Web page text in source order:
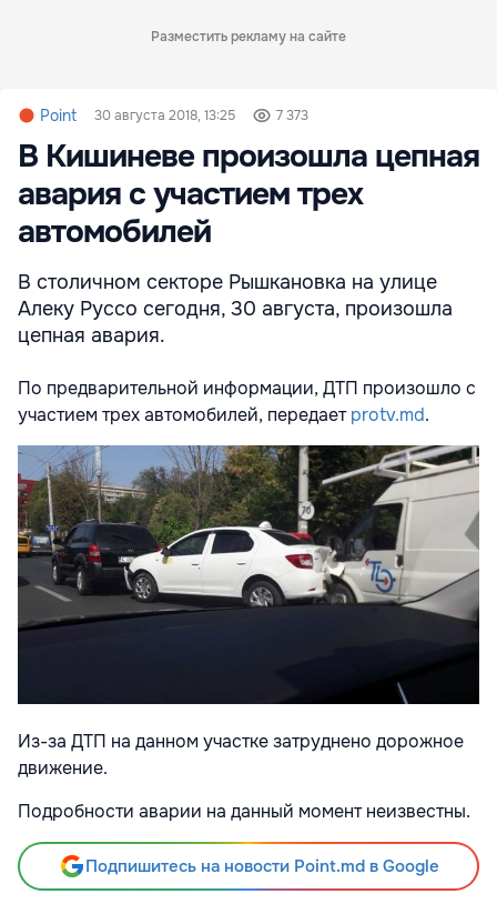
Разместить рекламу на сайте
Point 30 августа 2018, 13:25 7 373
В Кишиневе произошла цепная
авария с участием трех
автомобилей
В столичном секторе Рышкановка на улице
Алеку Руссо сегодня, 30 августа, произошла
цепная авария.
По предварительной информации, ДТП произошло с
участием трех автомобилей, передаетprotv.md.
Из-за ДТП на данном участке затруднено дорожное
движение.
Подробности аварии на данный момент неизвестны.
Подпишитесь на новости Point.md в Google